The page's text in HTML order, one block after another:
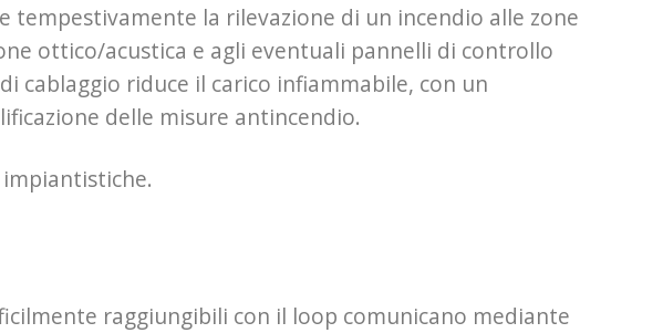
tempestivamente la rilevazione di un incendio alle zone
ottico/acustica e agli eventuali pannelli di controllo
cablaggio riduce il carico infiammabile, con un
delle misure antincendio.
raggiungibili con il loop comunicano mediante